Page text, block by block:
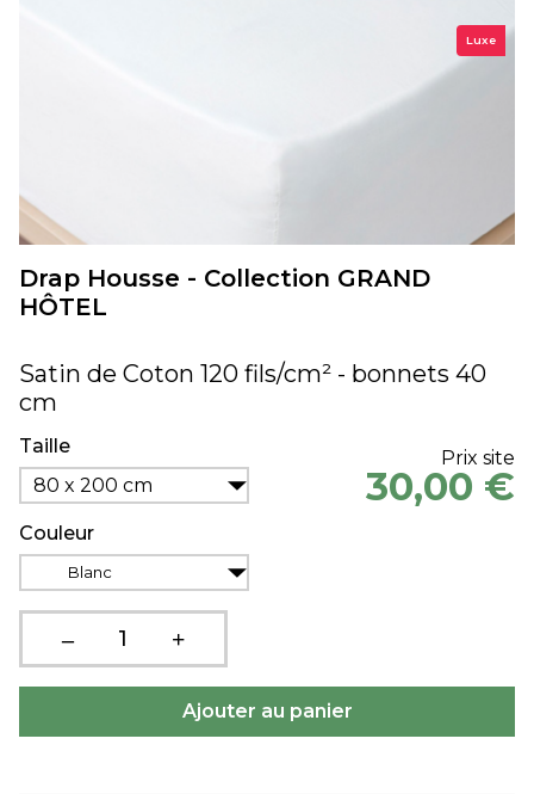
Luxe
Drap Housse - Collection GRAND
HÔTEL
Satin de Coton 120 fils/cm² - bonnets 40
cm
Taille
80 x 200 cm
Couleur
Blanc
Prix site
30,00 €